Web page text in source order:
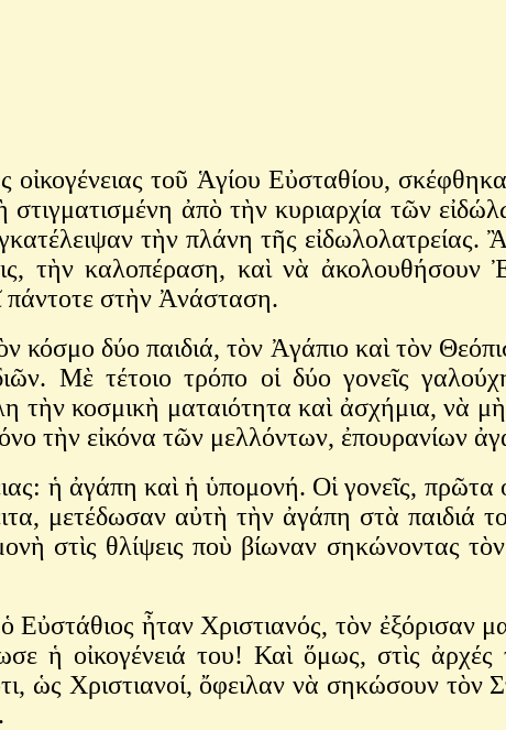
τοῦ Ἁγίου Εὐσταθίου, σκέφθηκα
στιγματισμένη ἀπὸ τὴν κυριαρχία τῶν
τὴν πλάνη τῆς εἰδωλολατρείας.
τὴν καλοπέραση, καὶ νὰ ἀκολουθήσουν
πάντοτε στὴν Ἀνάσταση.
δύο παιδιά, τὸν Ἀγάπιο καὶ τὸν
Μὲ τέτοιο τρόπο οἱ δύο γονεῖς
κοσμικὴ ματαιότητα καὶ ἀσχήμια, νὰ μὴ
τὴν εἰκόνα τῶν μελλόντων, ἐπουρανίων
ἀγάπη καὶ ἡ ὑπομονή. Οἱ γονεῖς, πρῶτα
μετέδωσαν αὐτὴ τὴν ἀγάπη στὰ παιδιά
στὶς θλίψεις ποὺ βίωναν σηκώνοντας
ἦταν Χριστιανός, τὸν ἐξόρισαν
ἡ οἰκογένειά του! Καὶ ὅμως, στὶς
ὡς Χριστιανοί, ὄφειλαν νὰ σηκώσουν τὸν